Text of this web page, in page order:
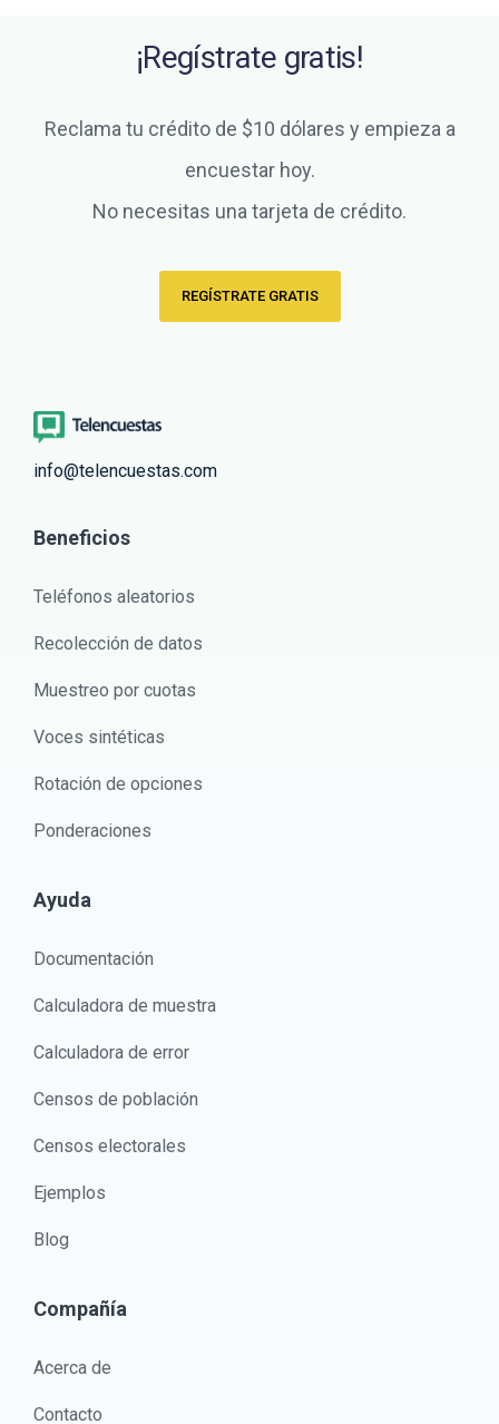
¡Regístrate gratis!
Reclama tu crédito de $10 dólares y empieza a
encuestar hoy.
No necesitas una tarjeta de crédito.
REGÍSTRATE GRATIS
info@telencuestas.com
Beneficios
Teléfonos aleatorios
Recolección de datos
Muestreo por cuotas
Voces sintéticas
Rotación de opciones
Ponderaciones
Ayuda
Documentación
Calculadora de muestra
Calculadora de error
Censos de población
Censos electorales
Ejemplos
Blog
Compañía
Acerca de
Contacto